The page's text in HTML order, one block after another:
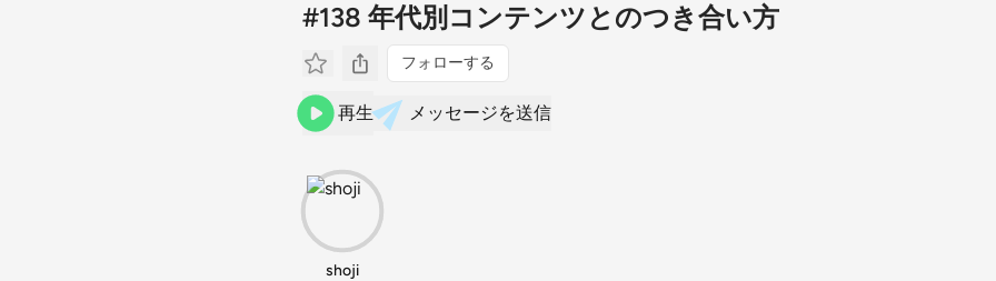
#138 年代別コンテンツとのつき合い方
フォローする
再生 メッセージを送信
shoji